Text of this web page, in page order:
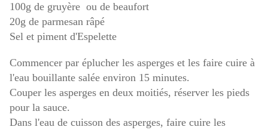
100g de gruyère ou de beaufort
20g de parmesan râpé
Sel et piment d'Espelette
Commencer par éplucher les asperges et les faire cuire à
l'eau bouillante salée environ 15 minutes.
Couper les asperges en deux moitiés, réserver les pieds
pour la sauce.
Dans l'eau de cuisson des asperges, faire cuire les